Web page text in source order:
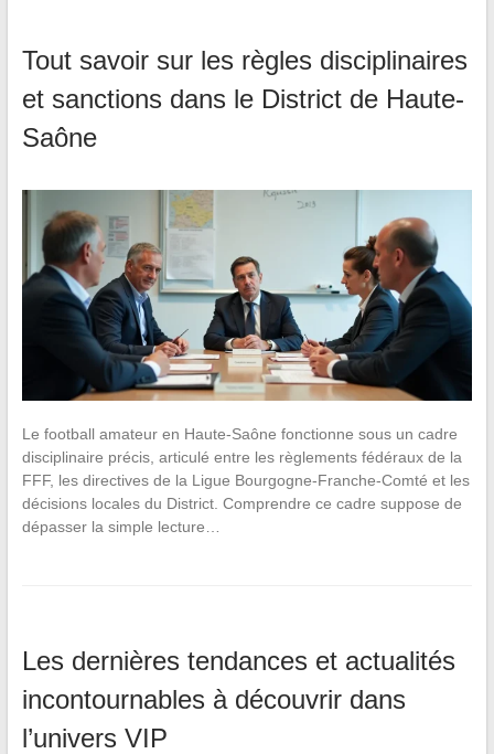
Tout savoir sur les règles disciplinaires
et sanctions dans le District de Haute-
Saône
Le football amateur en Haute-Saône fonctionne sous un cadre
disciplinaire précis, articulé entre les règlements fédéraux de la
FFF, les directives de la Ligue Bourgogne-Franche-Comté et les
décisions locales du District. Comprendre ce cadre suppose de
dépasser la simple lecture…
Les dernières tendances et actualités
incontournables à découvrir dans
l’univers VIP